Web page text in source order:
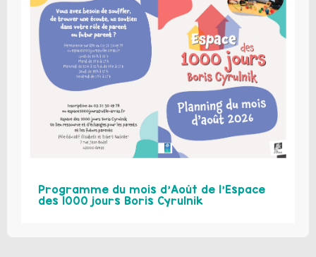
Programme du mois d’Août de l’Espace
des 1000 jours Boris Cyrulnik